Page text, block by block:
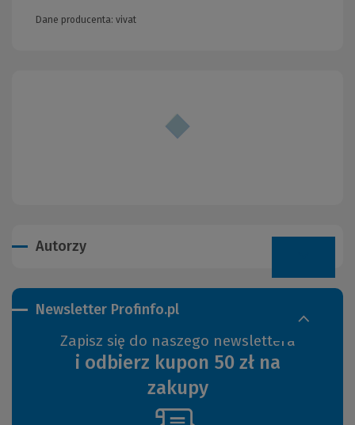
Dane producenta: vivat
Autorzy
Newsletter Profinfo.pl
Zapisz się do naszego newslettera
i odbierz kupon 50 zł na
zakupy